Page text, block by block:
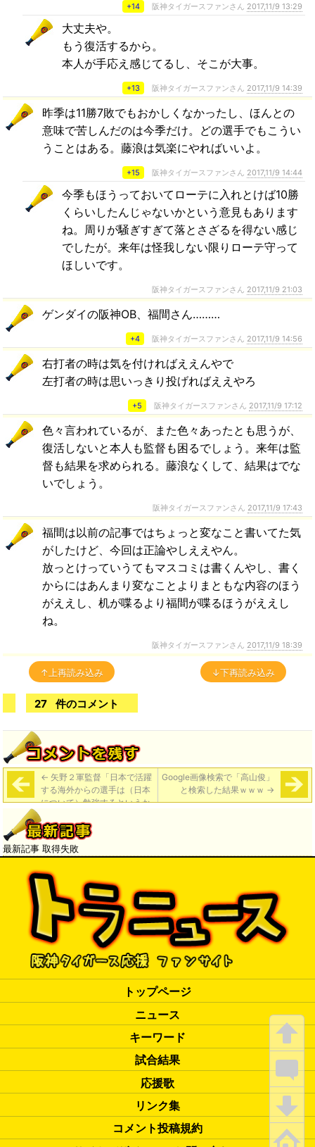
+14 阪神タイガースファンさん 2017,11/9 13:29
大丈夫や。
もう復活するから。
本人が手応え感じてるし、そこが大事。
+13 阪神タイガースファンさん 2017,11/9 14:39
昨季は11勝7敗でもおかしくなかったし、ほんとの
意味で苦しんだのは今季だけ。どの選手でもこうい
うことはある。藤浪は気楽にやればいいよ。
+15 阪神タイガースファンさん 2017,11/9 14:44
今季もほうっておいてローテに入れとけば10勝
くらいしたんじゃないかという意見もあります
ね。周りが騒ぎすぎて落とさざるを得ない感じ
でしたが。来年は怪我しない限りローテ守って
ほしいです。
阪神タイガースファンさん 2017,11/9 21:03
ゲンダイの阪神OB、福間さん………
+4 阪神タイガースファンさん 2017,11/9 14:56
右打者の時は気を付ければええんやで
左打者の時は思いっきり投げればええやろ
+5 阪神タイガースファンさん 2017,11/9 17:12
色々言われているが、また色々あったとも思うが、
復活しないと本人も監督も困るでしょう。来年は監
督も結果を求められる。藤浪なくして、結果はでな
いでしょう。
阪神タイガースファンさん 2017,11/9 17:43
福間は以前の記事ではちょっと変なこと書いてた気
がしたけど、今回は正論やしええやん。
放っとけっていうてもマスコミは書くんやし、書く
からにはあんまり変なことよりまともな内容のほう
がええし、机が喋るより福間が喋るほうがええし
ね。
阪神タイガースファンさん 2017,11/9 18:39
↑上再読み込み ↓下再読み込み
27 件のコメント
← 矢野２軍監督「日本で活躍
する海外からの選手は（日本
について）勉強するというか
ね。興味を持ってほしい。呂
も、日本の生活に慣れていく
ことがプラスになる」
Google画像検索で「高山俊」
と検索した結果ｗｗｗ →
最新記事 取得失敗
トップページ
ニュース
キーワード
試合結果
応援歌
リンク集
コメント投稿規約